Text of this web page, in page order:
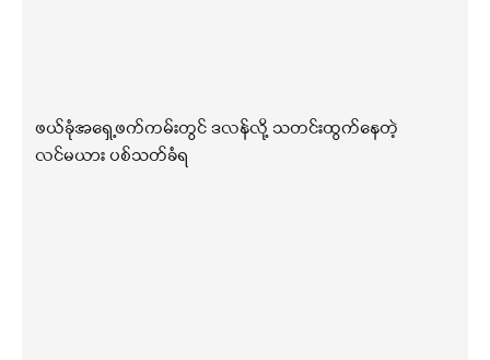
ဖယ်ခုံအရှေ့ဖက်ကမ်းတွင် ဒလန်လို့ သတင်းထွက်နေတဲ့
လင်မယား ပစ်သတ်ခံရ